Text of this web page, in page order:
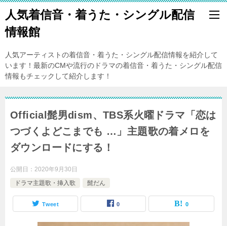
人気着信音・着うた・シングル配信
情報館
人気アーティストの着信音・着うた・シングル配信情報を紹介して
います！最新のCMや流行のドラマの着信音・着うた・シングル配信
情報もチェックして紹介します！
Official髭男dism、TBS系火曜ドラマ「恋は
つづくよどこまでも …」主題歌の着メロを
ダウンロードにする！
公開日： 2020年9月30日
ドラマ主題歌・挿入歌
髭だん
Tweet 0 0